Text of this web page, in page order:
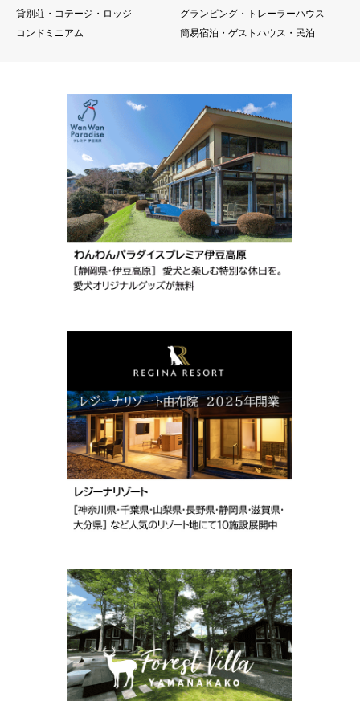
貸別荘・コテージ・ロッジ
グランピング・トレーラーハウス
コンドミニアム
簡易宿泊・ゲストハウス・民泊